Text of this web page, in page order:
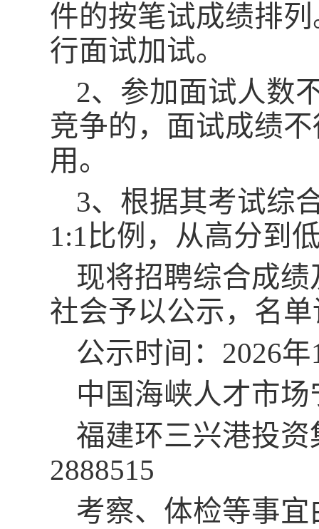
件的按笔试成绩排
行面试加试。
2、参加面试人数
竞争的，面试成绩
用。
3、 根据其考试综
1:1比例，从高分到
现将招聘综合成
社会予以公示，名
公示时间： 2026
中国海峡人才市
福建环三兴港投
2888515
考察、体检等事